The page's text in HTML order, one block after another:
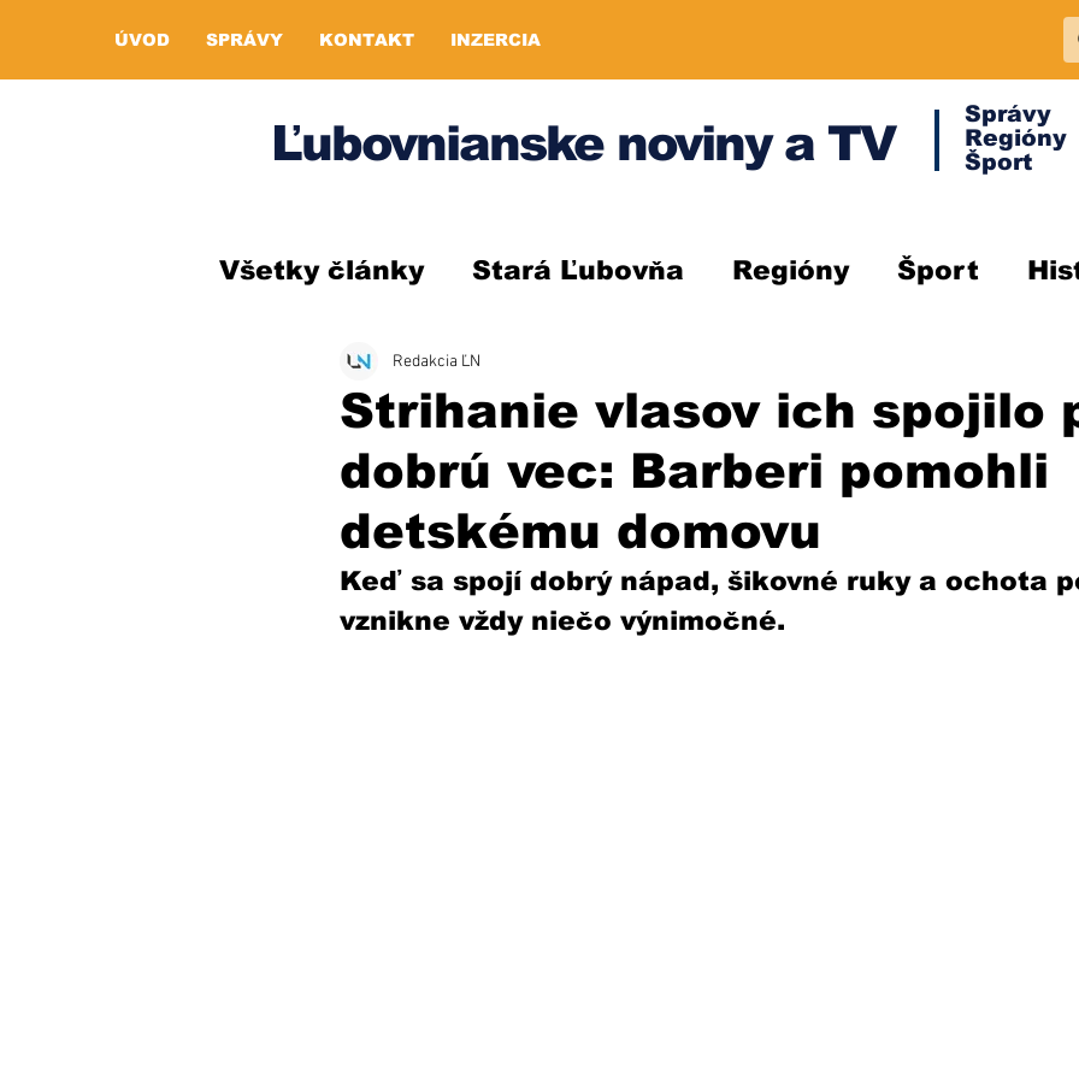
ÚVOD SPRÁVY KONTAKT INZERCIA
Ľubovnianske noviny a TV
Správy
Regióny
Šport
Všetky články Stará Ľubovňa Regióny Šport
Strihanie vlasov ich spojilo
dobrú vec: Barberi pomohli
detskému domovu
Redakcia ĽN
Keď sa spojí dobrý nápad, šikovné ruky a ochota
vznikne vždy niečo výnimočné.